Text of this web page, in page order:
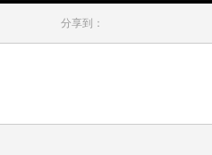
分享到：